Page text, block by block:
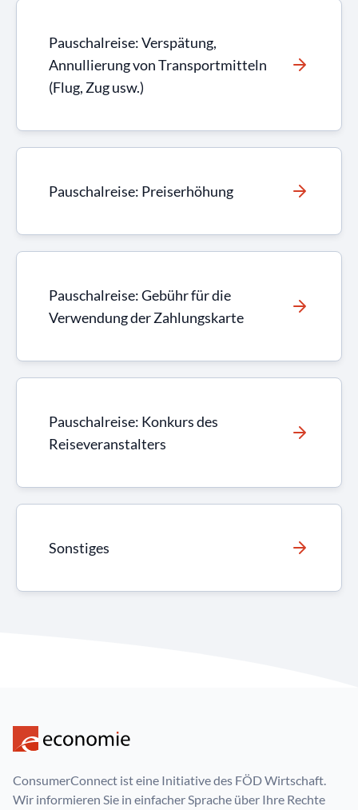
Pauschalreise: Verspätung,
Annullierung von Transportmitteln
(Flug, Zug usw.)
Pauschalreise: Preiserhöhung
Pauschalreise: Gebühr für die
Verwendung der Zahlungskarte
Pauschalreise: Konkurs des
Reiseveranstalters
Sonstiges
ConsumerConnect ist eine Initiative des FÖD Wirtschaft.
Wir informieren Sie in einfacher Sprache über Ihre Rechte